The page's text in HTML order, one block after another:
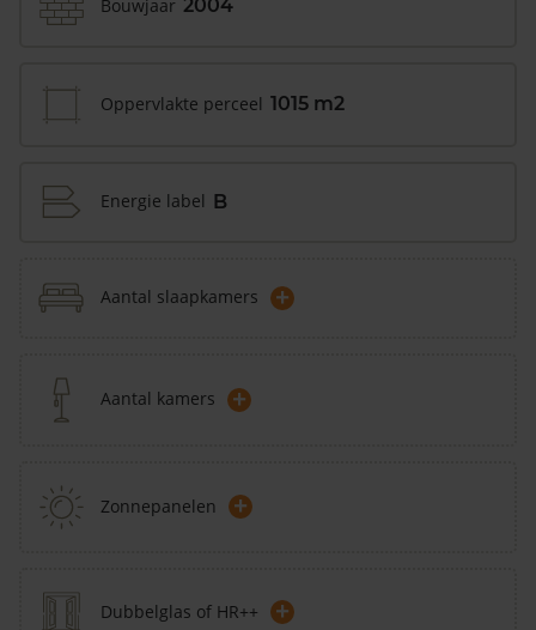
Bouwjaar 2004
Oppervlakte perceel 1015 m2
Energie label B
Aantal slaapkamers +
Aantal kamers +
Zonnepanelen +
Dubbelglas of HR++ +